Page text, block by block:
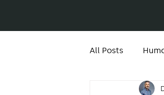
All Posts
Gesellschaft